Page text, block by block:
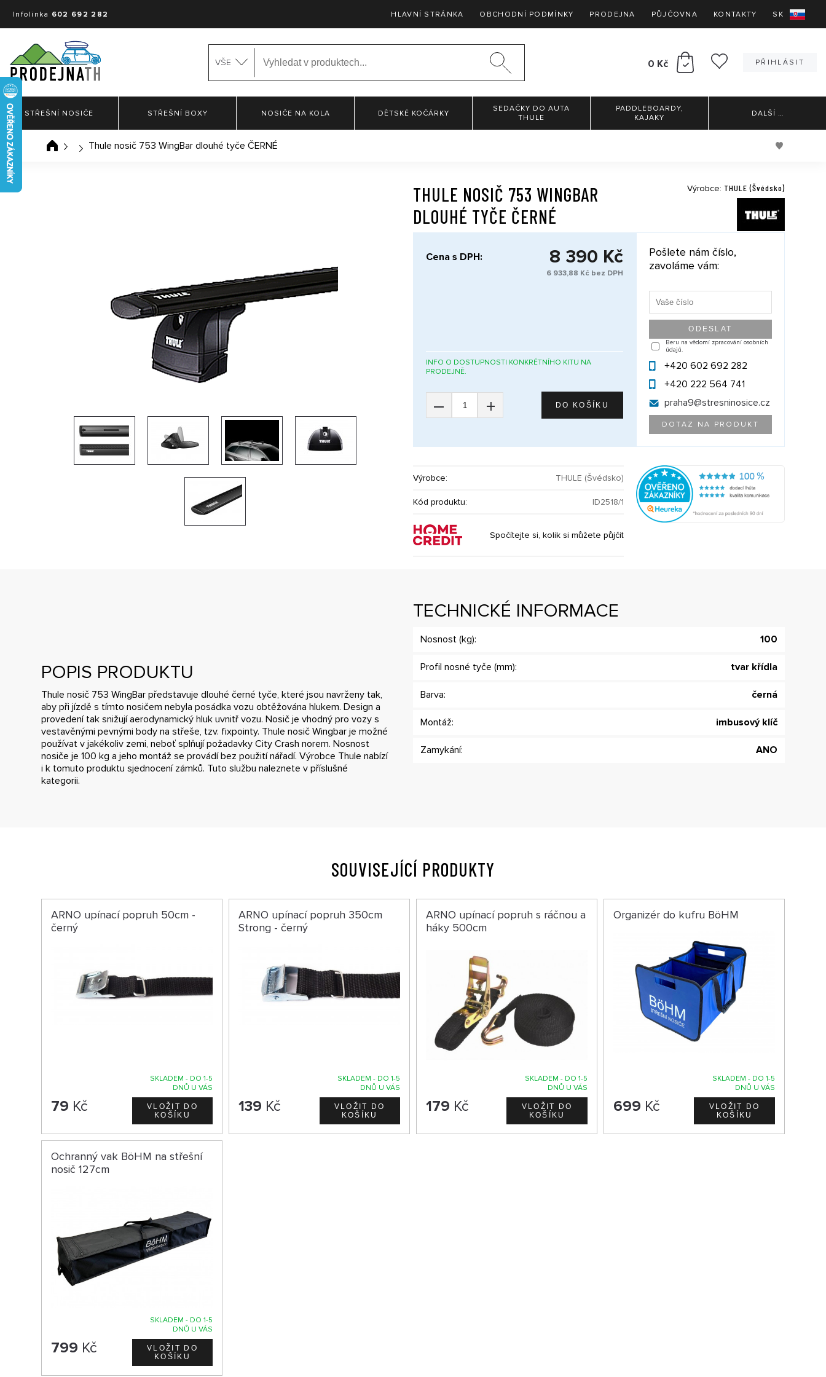
Infolinka 602 692 282 HLAVNÍ STRÁNKA OBCHODNÍ PODMÍNKY PRODEJNA PŮJČOVNA KONTAKTY SK
VŠE 0 Kč PŘIHLÁSIT
STŘEŠNÍ NOSIČE STŘEŠNÍ BOXY NOSIČE NA KOLA DĚTSKÉ KOČÁRKY
SEDAČKY DO AUTA
THULE
PADDLEBOARDY,
KAJAKY
DALŠÍ …
Thule nosič 753 WingBar dlouhé tyče ČERNÉ
THULE NOSIČ 753 WINGBAR
DLOUHÉ TYČE ČERNÉ
Výrobce: THULE (Švédsko)
Cena s DPH: 8 390 Kč
6 933,88 Kč bez DPH
INFO O DOSTUPNOSTI KONKRÉTNÍHO KITU NA
PRODEJNĚ.
– +
Pošlete nám číslo,
zavoláme vám:
Beru na vědomí zpracování osobních
údajů.
+420 602 692 282
+420 222 564 741
praha9@stresninosice.cz
DOTAZ NA PRODUKT
Výrobce: THULE (Švédsko)
Kód produktu: ID2518/1
Spočítejte si, kolik si můžete půjčit
POPIS PRODUKTU
Thule nosič 753 WingBar představuje dlouhé černé tyče, které jsou navrženy tak,
aby při jízdě s tímto nosičem nebyla posádka vozu obtěžována hlukem. Design a
provedení tak snižují aerodynamický hluk uvnitř vozu. Nosič je vhodný pro vozy s
vestavěnými pevnými body na střeše, tzv. fixpointy. Thule nosič Wingbar je možné
používat v jakékoliv zemi, neboť splňují požadavky City Crash norem. Nosnost
nosiče je 100 kg a jeho montáž se provádí bez použití nářadí. Výrobce Thule nabízí
i k tomuto produktu sjednocení zámků. Tuto službu naleznete v příslušné
kategorii.
TECHNICKÉ INFORMACE
Nosnost (kg): 100
Profil nosné tyče (mm): tvar křídla
Barva: černá
Montáž: imbusový klíč
Zamykání: ANO
SOUVISEJÍCÍ PRODUKTY
ARNO upínací popruh 50cm -
černý
SKLADEM - DO 1-5
DNŮ U VÁS
79 Kč
ARNO upínací popruh 350cm
Strong - černý
SKLADEM - DO 1-5
DNŮ U VÁS
139 Kč
ARNO upínací popruh s ráčnou a
háky 500cm
SKLADEM - DO 1-5
DNŮ U VÁS
179 Kč
Organizér do kufru BöHM
SKLADEM - DO 1-5
DNŮ U VÁS
699 Kč
Ochranný vak BöHM na střešní
nosič 127cm
SKLADEM - DO 1-5
DNŮ U VÁS
799 Kč